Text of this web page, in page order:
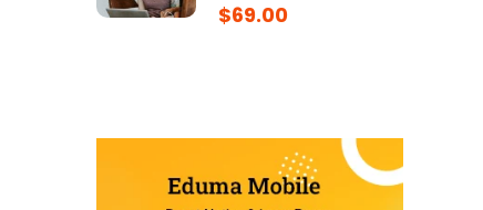
$69.00